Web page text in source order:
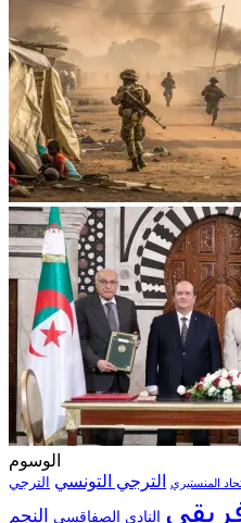
الوسوم
المنستيري الترجي التونسي الترجي
النادي الصفاقسي
النجم